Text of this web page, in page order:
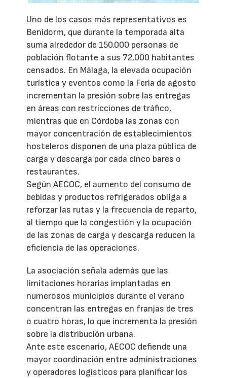
Uno de los casos más representativos es
Benidorm, que durante la temporada alta
suma alrededor de 150.000 personas de
población flotante a sus 72.000 habitantes
censados. En Málaga, la elevada ocupación
turística y eventos como la Feria de agosto
incrementan la presión sobre las entregas
en áreas con restricciones de tráfico,
mientras que en Córdoba las zonas con
mayor concentración de establecimientos
hosteleros disponen de una plaza pública de
carga y descarga por cada cinco bares o
restaurantes.
Según AECOC, el aumento del consumo de
bebidas y productos refrigerados obliga a
reforzar las rutas y la frecuencia de reparto,
al tiempo que la congestión y la ocupación
de las zonas de carga y descarga reducen la
eficiencia de las operaciones.
La asociación señala además que las
limitaciones horarias implantadas en
numerosos municipios durante el verano
concentran las entregas en franjas de tres
o cuatro horas, lo que incrementa la presión
sobre la distribución urbana.
Ante este escenario, AECOC defiende una
mayor coordinación entre administraciones
y operadores logísticos para planificar los